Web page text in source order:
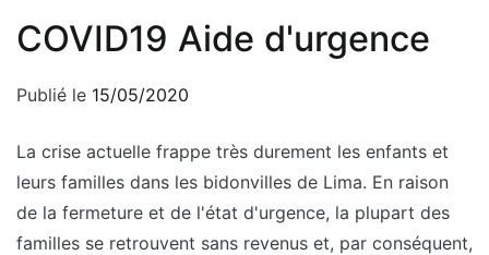
COVID19 Aide d'urgence
Publié le 15/05/2020
La crise actuelle frappe très durement les enfants et
leurs familles dans les bidonvilles de Lima. En raison
de la fermeture et de l'état d'urgence, la plupart des
familles se retrouvent sans revenus et, par conséquent,